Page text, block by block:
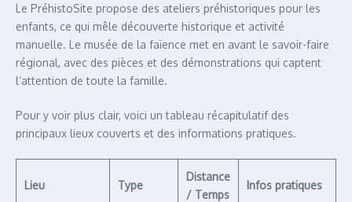
Le PréhistoSite propose des ateliers préhistoriques pour les
enfants, ce qui mêle découverte historique et activité
manuelle. Le musée de la faïence met en avant le savoir-faire
régional, avec des pièces et des démonstrations qui captent
l’attention de toute la famille.
Pour y voir plus clair, voici un tableau récapitulatif des
principaux lieux couverts et des informations pratiques.
Lieu Type
Distance
/ Temps
Infos pratiques